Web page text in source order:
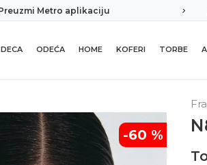
Sigurno plaćanje
DECA ODEĆA HOME KOFERI TORBE
-60 %